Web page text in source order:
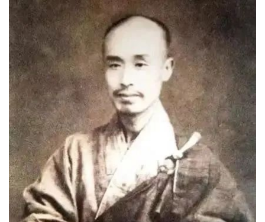
专
题
公
益
慈
善
佛
教
人
物
寺
院
登录